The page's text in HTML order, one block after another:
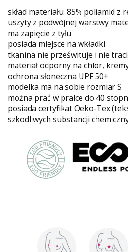
skład materiału: 85% poliamid z
uszyty z podwójnej warstwy
ma zapięcie z tyłu
posiada miejsce na wkładki
tkanina nie prześwituje i nie
materiał odporny na chlor,
ochrona słoneczna UPF 50+
modelka ma na sobie rozmiar S
można prać w pralce do 40
posiada certyfikat Oeko-Tex
szkodliwych substancji